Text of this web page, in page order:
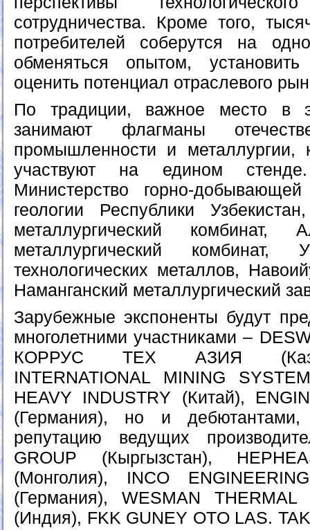
сотрудничества. Кроме того,
потребителей соберутся на
обменяться опытом,
оценить потенциал отраслевого
По традиции, важное место в
занимают флагманы
промышленности и металлургии,
участвуют на едином
Министерство горно-
геологии Республики
металлургический комбинат,
металлургический комбинат,
технологических металлов,
Наманганский металлургический
Зарубежные экспоненты будут
многолетними участниками –
КОРРУС ТЕХ АЗИЯ
INTERNATIONAL MINING
HEAVY INDUSTRY (Китай),
(Германия), но и
репутацию ведущих
GROUP (Кыргызстан),
(Монголия), INCO
(Германия), WESMAN THERMAL
(Индия), FKK GUNEY OTO LAS.